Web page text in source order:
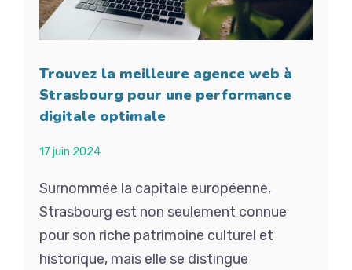
Trouvez la meilleure agence web à
Strasbourg pour une performance
digitale optimale
17 juin 2024
Surnommée la capitale européenne,
Strasbourg est non seulement connue
pour son riche patrimoine culturel et
historique, mais elle se distingue